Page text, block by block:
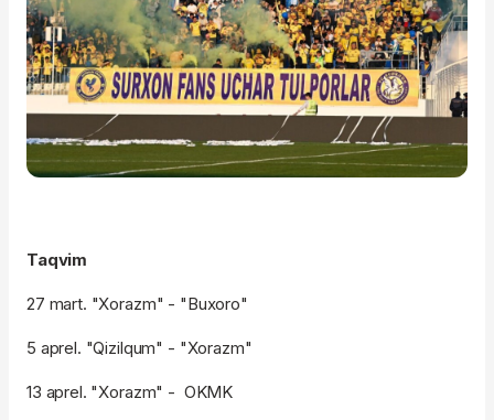
Taqvim
27 mart. "Xorazm" - "Buxoro"
5 aprel. "Qizilqum" - "Xorazm"
13 aprel. "Xorazm" - OKMK